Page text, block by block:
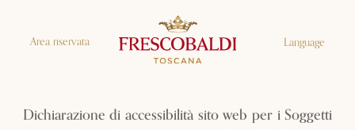
Area riservata Language
Dichiarazione di accessibilità sito web per i Soggetti